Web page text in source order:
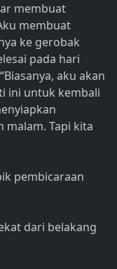
membuat
membuat
ke gerobak
pada hari
aku akan
ini untuk kembali
Tapi kita
pembicaraan
dari belakang